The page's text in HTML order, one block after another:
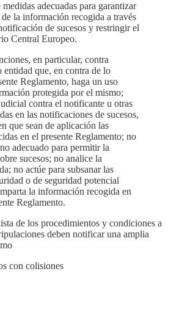
adecuadas para garantizar
la información recogida a través
de sucesos y restringir el
Central Europeo.
en particular, contra
entidad que, en contra de lo
Reglamento, haga un uso
protegida por el mismo;
contra el notificante u otras
en las notificaciones de sucesos,
que sean de aplicación las
en el presente Reglamento; no
adecuado para permitir la
sucesos; no analice la
no actúe para subsanar las
o de seguridad potencial
la información recogida en
Reglamento.
de los procedimientos y condiciones a
deben notificar una amplia
con colisiones